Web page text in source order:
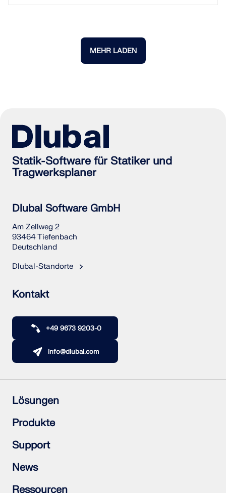
MEHR LADEN
Statik-Software für Statiker und
Tragwerksplaner
Dlubal Software GmbH
Am Zellweg 2
93464 Tiefenbach
Deutschland
Dlubal-Standorte
Kontakt
+49 9673 9203-0
info@dlubal.com
Lösungen
Stahlbetonbau
Stahlbau
Holzbau
Stahlanschlüsse
Produkte
RFEM 6
RSTAB 9
RSECTION 1
RWIND 3
Support
Häufig gestellte Fragen (FAQs)
Individuelle Frage stellen
Schneelastzonen, Windzonen und Erdbebenzonen
News
Newsletter abonnieren
Ressourcen